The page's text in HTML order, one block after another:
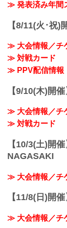
≫ 発表済み年間
【8/11(火･祝
≫ 大会情報／チ
≫ 対戦カード
≫ PPV配信情報
【9/10(木)開
≫ 大会情報／チ
≫ 対戦カード
【10/3(土)開
NAGASAKI
≫ 大会情報／チ
【11/8(日)開
≫ 大会情報／チ